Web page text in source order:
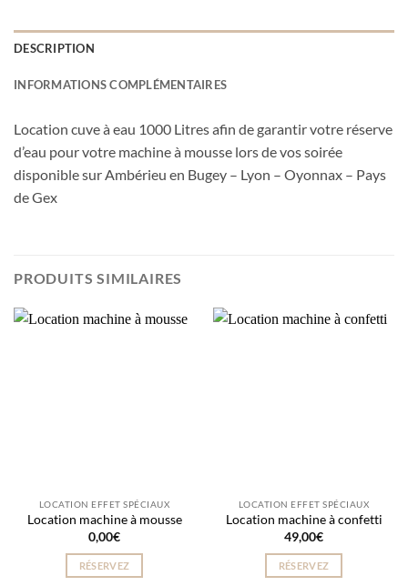
DESCRIPTION
INFORMATIONS COMPLÉMENTAIRES
Location cuve à eau 1000 Litres afin de garantir votre réserve
d’eau pour votre machine à mousse lors de vos soirée
disponible sur Ambérieu en Bugey – Lyon – Oyonnax – Pays
de Gex
PRODUITS SIMILAIRES
LOCATION EFFET SPÉCIAUX
Location machine à mousse
0,00€
RÉSERVEZ
LOCATION EFFET SPÉCIAUX
Location machine à confetti
49,00€
RÉSERVEZ